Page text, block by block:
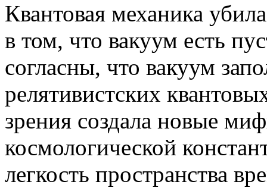
Квантовая механика
в том, что вакуум есть
согласны, что вакуум
релятивистских
зрения создала новые
космологической
легкость пространства